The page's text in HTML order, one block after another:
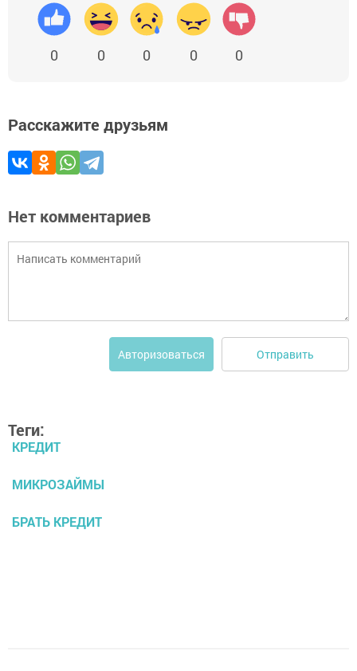
0 0 0 0 0
Расскажите друзьям
Нет комментариев
Авторизоваться Отправить
Теги:
КРЕДИТ
МИКРОЗАЙМЫ
БРАТЬ КРЕДИТ